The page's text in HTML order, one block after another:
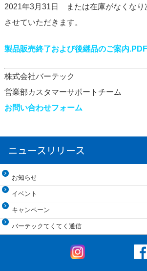
2021年3月31日 または在庫がなくなり
させていただきます。
製品販売終了および後継品のご案内.PDF
株式会社バーテック
営業部カスタマーサポートチーム
お問い合わせフォーム
ニュースリリース
お知らせ
イベント
キャンペーン
バーテックてくてく通信